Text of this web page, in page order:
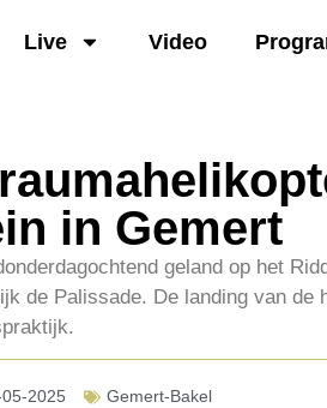
Live Video
in Gemert
geland op het
de Palissade. De landing van
2025 Gemert-Bakel